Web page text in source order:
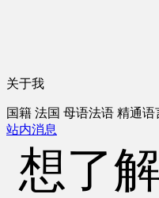
关于我
国籍 法国 母语法语 精通语
站内消息
想了